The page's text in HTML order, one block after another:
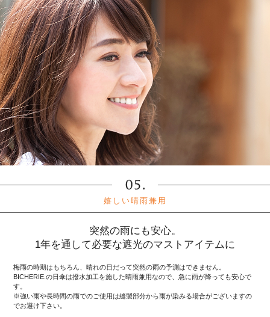
嬉しい晴雨兼用
突然の雨にも安心。
1年を通して必要な遮光のマストアイテムに
梅雨の時期はもちろん、晴れの日だって突然の雨の予測はできません。
BICHERIE.の日傘は撥水加工を施した晴雨兼用なので、急に雨が降っても安心で
す。
※強い雨や長時間の雨でのご使用は縫製部分から雨が染みる場合がございますの
でお避け下さい。